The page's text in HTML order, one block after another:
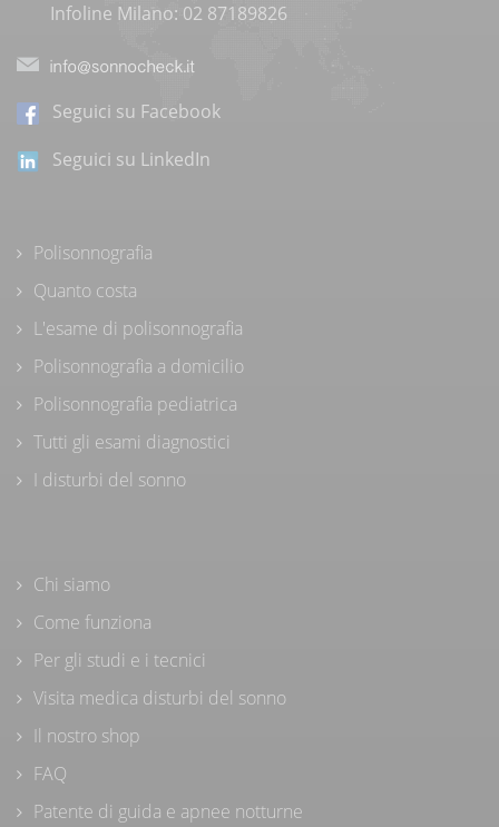
Infoline Milano: 02 87189826
Seguici su Facebook
Seguici su LinkedIn
Polisonnografia
Quanto costa
L'esame di polisonnografia
Polisonnografia a domicilio
Polisonnografia pediatrica
Tutti gli esami diagnostici
I disturbi del sonno
Chi siamo
Come funziona
Per gli studi e i tecnici
Visita medica disturbi del sonno
Il nostro shop
FAQ
Patente di guida e apnee notturne